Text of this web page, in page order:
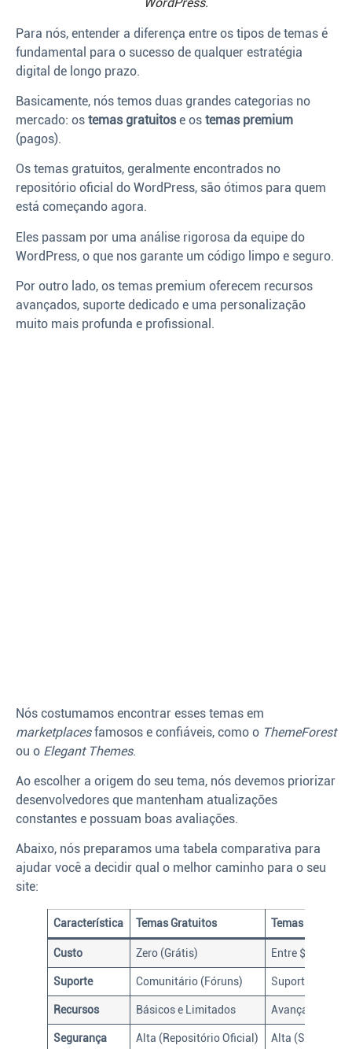
Para nós, entender a diferença entre os tipos de temas é
fundamental para o sucesso de qualquer estratégia
digital de longo prazo.
Basicamente, nós temos duas grandes categorias no
mercado: os temas gratuitose os temas premium
(pagos).
Os temas gratuitos, geralmente encontrados no
repositório oficial do WordPress, são ótimos para quem
está começando agora.
Eles passam por uma análise rigorosa da equipe do
WordPress, o que nos garante um código limpo e seguro.
Por outro lado, os temas premium oferecem recursos
avançados, suporte dedicado e uma personalização
muito mais profunda e profissional.
Nós costumamos encontrar esses temas em
marketplacesfamosos e confiáveis, como o ThemeForest
ou o Elegant Themes.
Ao escolher a origem do seu tema, nós devemos priorizar
desenvolvedores que mantenham atualizações
constantes e possuam boas avaliações.
Abaixo, nós preparamos uma tabela comparativa para
ajudar você a decidir qual o melhor caminho para o seu
site:
Característica Temas Gratuitos Temas Premium
Custo Zero (Grátis) Entre $30 e
Suporte Comunitário (Fóruns) Suporte Direto
Recursos Básicos e Limitados Avançados e
Segurança Alta (Repositório Oficial) Alta (Se